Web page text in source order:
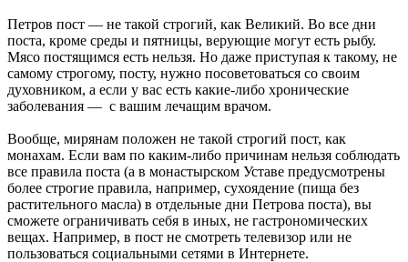
Петров пост — не такой строгий, как Великий. Во все дни
поста, кроме среды и пятницы, верующие могут есть рыбу.
Мясо постящимся есть нельзя. Но даже приступая к такому, не
самому строгому, посту, нужно посоветоваться со своим
духовником, а если у вас есть какие-либо хронические
заболевания — с вашим лечащим врачом.
Вообще, мирянам положен не такой строгий пост, как
монахам. Если вам по каким-либо причинам нельзя соблюдать
все правила поста (а в монастырском Уставе предусмотрены
более строгие правила, например, сухоядение (пища без
растительного масла) в отдельные дни Петрова поста), вы
сможете ограничивать себя в иных, не гастрономических
вещах. Например, в пост не смотреть телевизор или не
пользоваться социальными сетями в Интернете.